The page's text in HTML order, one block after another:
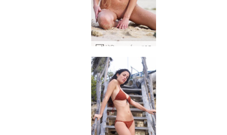
एंजेलिका सूर्यास्त #25